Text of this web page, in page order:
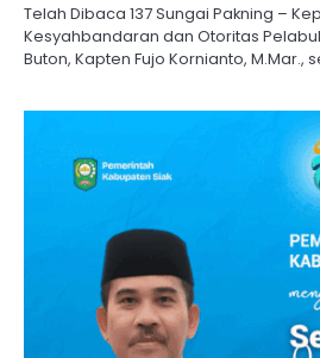
Telah Dibaca 137 Sungai Pakning –
Kesyahbandaran dan Otoritas
Buton, Kapten Fujo Kornianto, M.Mar.,